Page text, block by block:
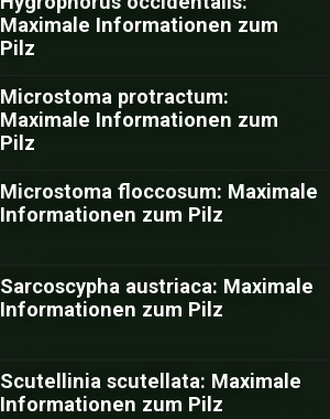
Maximale Informationen zum
Pilz
Microstoma protractum:
Maximale Informationen zum
Pilz
Microstoma floccosum: Maximale
Informationen zum Pilz
Sarcoscypha austriaca: Maximale
Informationen zum Pilz
Scutellinia scutellata: Maximale
Informationen zum Pilz